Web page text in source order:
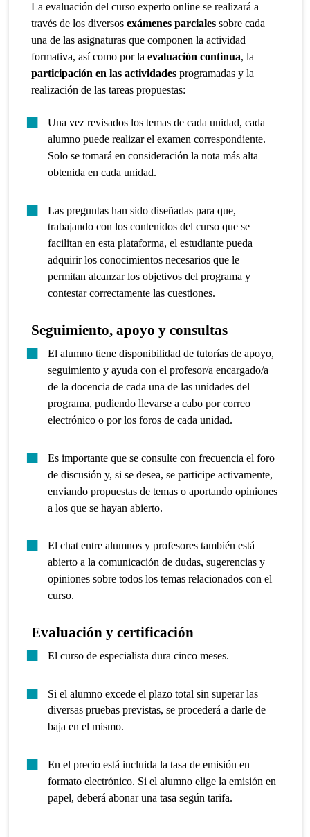
La evaluación del curso experto online se realizará a
través de los diversosexámenes parciales sobre cada
una de las asignaturas que componen la actividad
formativa, así como por laevaluación continua, la
participación en las actividades programadas y la
realización de las tareas propuestas:
Una vez revisados los temas de cada unidad, cada
alumno puede realizar el examen correspondiente.
Solo se tomará en consideración la nota más alta
obtenida en cada unidad.
Las preguntas han sido diseñadas para que,
trabajando con los contenidos del curso que se
facilitan en esta plataforma, el estudiante pueda
adquirir los conocimientos necesarios que le
permitan alcanzar los objetivos del programa y
contestar correctamente las cuestiones.
Seguimiento, apoyo y consultas
El alumno tiene disponibilidad de tutorías de apoyo,
seguimiento y ayuda con el profesor/a encargado/a
de la docencia de cada una de las unidades del
programa, pudiendo llevarse a cabo por correo
electrónico o por los foros de cada unidad.
Es importante que se consulte con frecuencia el foro
de discusión y, si se desea, se participe activamente,
enviando propuestas de temas o aportando opiniones
a los que se hayan abierto.
El chat entre alumnos y profesores también está
abierto a la comunicación de dudas, sugerencias y
opiniones sobre todos los temas relacionados con el
curso.
Evaluación y certificación
El curso de especialista dura cinco meses.
Si el alumno excede el plazo total sin superar las
diversas pruebas previstas, se procederá a darle de
baja en el mismo.
En el precio está incluida la tasa de emisión en
formato electrónico. Si el alumno elige la emisión en
papel, deberá abonar una tasa según tarifa.